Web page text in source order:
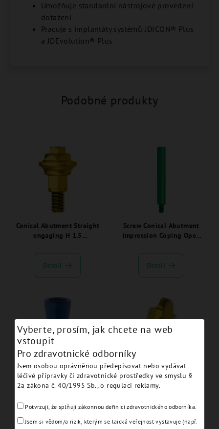
Umožňuje standardní nástrojové provedení
dotažení
Pracuje s implantáty systémů JDICON® Plus
a JDEvolution® Plus
Podobné produkty
Conical Abutment Straight
engaging H 1.5
EVA137C:
Detail
Screw Conical Abutment
Impression Coping Open
EVCAICOT04:
Detail
Prosthetic "Rosen Screw"
Conical Abutment direct -
Conical Abutment
Angulated 17° H 5.0
EVA275C:
Vyberte, prosím, jak chcete na web
vstoupit
Pro zdravotnické odborníky
Jsem osobou oprávněnou předepisovat nebo vydávat
léčivé přípravky či zdravotnické prostředky ve smyslu §
2a zákona č. 40/1995 Sb., o regulaci reklamy.
Potvrzuji, že splňuji zákonnou definici zdravotnického odborníka.
Jsem si vědom/a rizik, kterým se laická veřejnost vystavuje (např.